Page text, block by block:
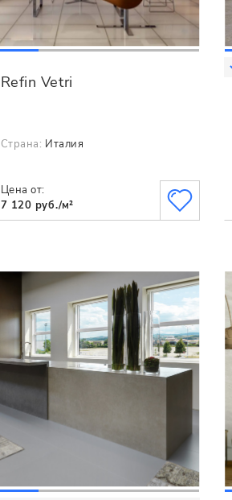
Refin Vetri
Страна: Италия
Цена от:
7 120 руб./м²